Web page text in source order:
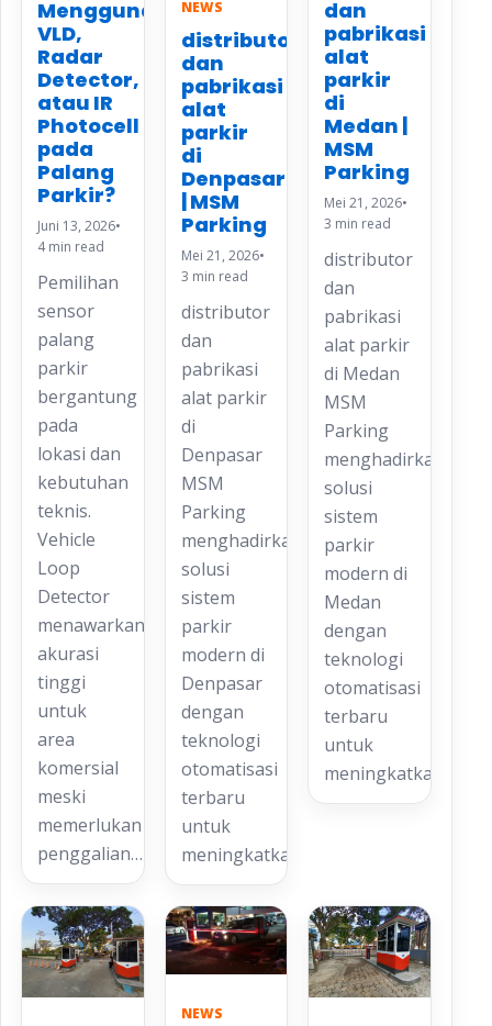
Menggunakan
VLD,
Radar
Detector,
atau IR
Photocell
pada
Palang
Parkir?
Juni 13, 2026•
4 min read
Pemilihan
sensor
palang
parkir
bergantung
pada
lokasi dan
kebutuhan
teknis.
Vehicle
Loop
Detector
menawarkan
akurasi
tinggi
untuk
area
komersial
meski
memerlukan
penggalian…
NEWS
distributor
dan
pabrikasi
alat
parkir
di
Denpasar
| MSM
Parking
Mei 21, 2026•
3 min read
distributor
dan
pabrikasi
alat parkir
di
Denpasar
MSM
Parking
menghadirkan
solusi
sistem
parkir
modern di
Denpasar
dengan
teknologi
otomatisasi
terbaru
untuk
meningkatkan…
dan
pabrikasi
alat
parkir
di
Medan |
MSM
Parking
Mei 21, 2026•
3 min read
distributor
dan
pabrikasi
alat parkir
di Medan
MSM
Parking
menghadirkan
solusi
sistem
parkir
modern di
Medan
dengan
teknologi
otomatisasi
terbaru
untuk
meningkatkan…
NEWS